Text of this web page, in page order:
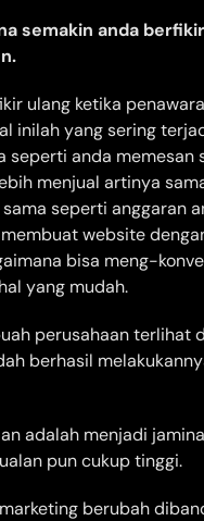
semakin anda
ulang ketika
inilah yang sering
seperti anda memesan
menjual artinya
seperti anggaran
website
bisa meng-
yang mudah.
perusahaan terlihat
berhasil
adalah menjadi
pun cukup tinggi.
berubah